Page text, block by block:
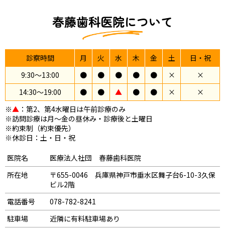
春藤歯科医院について
診察時間 月 火 水 木 金 土
日・祝
9:30〜13:00
● ● ● ● ● ×
×
14:30〜19:00
● ● ▲ ● ● ×
×
※▲ ：第2、第4水曜日は午前診療のみ
※訪問診療は月～金の昼休み・診療後と土曜日
※約束制（約束優先）
※休診日：土・日・祝
医院名
医療法人社団 春藤歯科医院
所在地
〒655-0046 兵庫県神戸市垂水区舞子台6-10-3久保
ビル2階
電話番号
078-782-8241
駐車場
近隣に有料駐車場あり